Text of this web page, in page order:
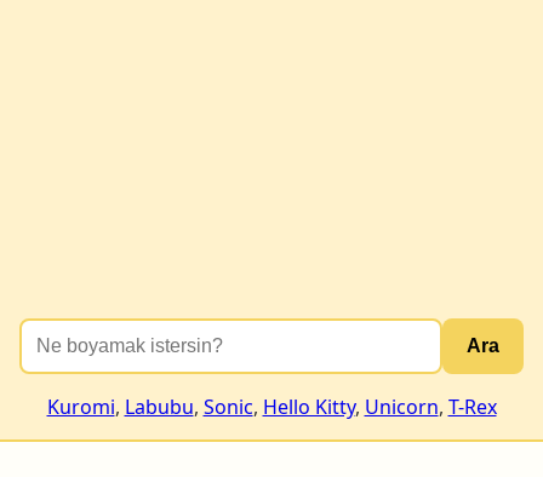
Ara
Kuromi, Labubu, Sonic, Hello Kitty, Unicorn, T-Rex